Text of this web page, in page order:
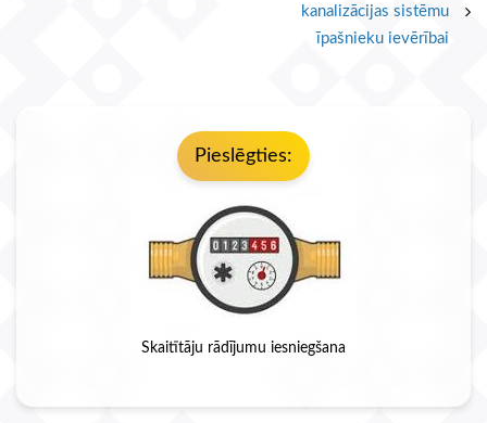
kanalizācijas sistēmu
īpašnieku ievērībai
Pieslēgties:
Skaitītāju rādījumu iesniegšana